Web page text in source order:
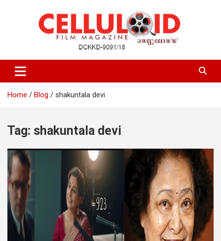
celluloid
Home Blog shakuntala devi
Tag: shakuntala devi